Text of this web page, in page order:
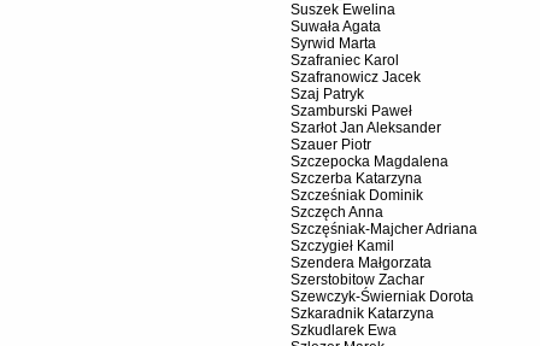
Suszek Ewelina
Suwała Agata
Syrwid Marta
Szafraniec Karol
Szafranowicz Jacek
Szaj Patryk
Szamburski Paweł
Szarłot Jan Aleksander
Szauer Piotr
Szczepocka Magdalena
Szczerba Katarzyna
Szcześniak Dominik
Szczęch Anna
Szczęśniak-Majcher Adriana
Szczygieł Kamil
Szendera Małgorzata
Szerstobitow Zachar
Szewczyk-Świerniak Dorota
Szkaradnik Katarzyna
Szkudlarek Ewa